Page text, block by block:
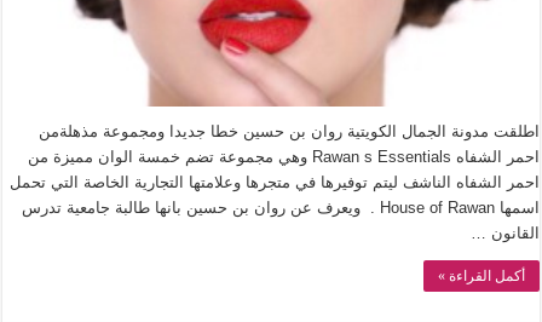
اطلقت مدونة الجمال الكويتية روان بن حسين خطا جديدا ومجموعة مذهلةمن
احمر الشفاه Rawan s Essentials وهي مجموعة تضم خمسة الوان مميزة من
احمر الشفاه الناشف ليتم توفيرها في متجرها وعلامتها التجارية الخاصة التي تحمل
اسمها House of Rawan . ويعرف عن روان بن حسين بانها طالبة جامعية تدرس
القانون …
أكمل القراءة »